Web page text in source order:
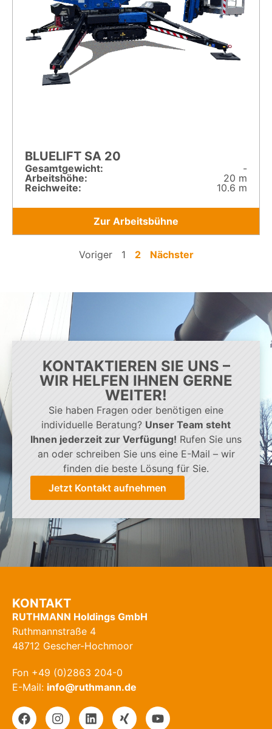
BLUELIFT SA 20
Gesamt­gewicht:
-
Arbeitshöhe:
20 m
Reichweite:
10.6 m
Zur Arbeitsbühne
Voriger 1 2 Nächster
KONTAKTIEREN SIE UNS –
WIR HELFEN IHNEN GERNE
WEITER!
Sie haben Fragen oder benötigen eine
individuelle Beratung? Unser Team steht
Ihnen jederzeit zur Verfügung! Rufen Sie uns
an oder schreiben Sie uns eine E-Mail – wir
finden die beste Lösung für Sie.
Jetzt Kontakt aufnehmen
KONTAKT
RUTHMANN Holdings GmbH
Ruthmannstraße 4
48712 Gescher-Hochmoor
Fon +49 (0)2863 204-0
E-Mail: info@ruthmann.de